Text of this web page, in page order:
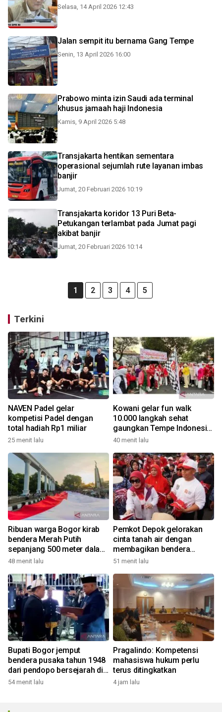
Selasa, 14 April 2026 12:43
Jalan sempit itu bernama Gang Tempe
Senin, 13 April 2026 16:00
Prabowo minta izin Saudi ada terminal
khusus jamaah haji Indonesia
Kamis, 9 April 2026 5:48
Transjakarta hentikan sementara
operasional sejumlah rute layanan imbas
banjir
Jumat, 20 Februari 2026 10:19
Transjakarta koridor 13 Puri Beta-
Petukangan terlambat pada Jumat pagi
akibat banjir
Jumat, 20 Februari 2026 10:14
1 2 3 4 5
Terkini
NAVEN Padel gelar
kompetisi Padel dengan
total hadiah Rp1 miliar
25 menit lalu
Kowani gelar fun walk
10.000 langkah sehat
gaungkan Tempe Indonesia
Goes to UNESCO
40 menit lalu
Ribuan warga Bogor kirab
bendera Merah Putih
sepanjang 500 meter dalam
rangkaian FMP ke-11
48 menit lalu
Pemkot Depok gelorakan
cinta tanah air dengan
membagikan bendera
merah putih
51 menit lalu
Bupati Bogor jemput
bendera pusaka tahun 1948
dari pendopo bersejarah di
Desa Malasari
54 menit lalu
Pragalindo: Kompetensi
mahasiswa hukum perlu
terus ditingkatkan
4 jam lalu